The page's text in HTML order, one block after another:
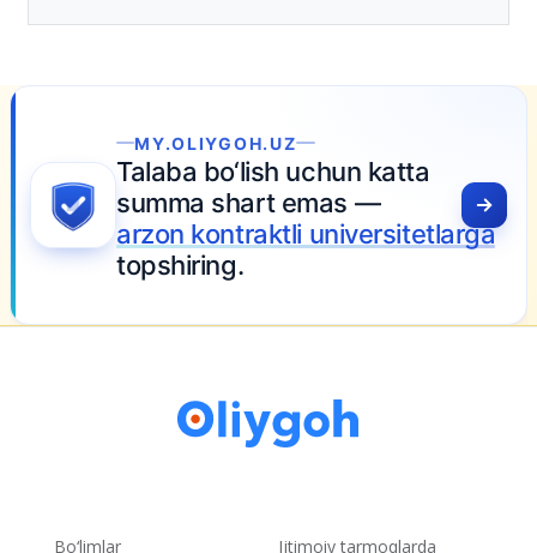
MY.OLIYGOH.UZ
Talaba bo‘lish uchun katta
summa shart emas —
arzon kontraktli universitetlarga
topshiring.